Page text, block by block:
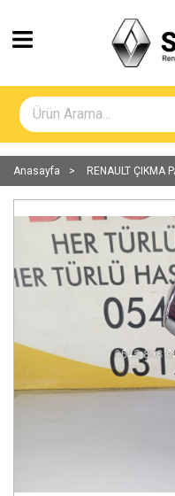
Anasayfa RENAULT ÇIKMA